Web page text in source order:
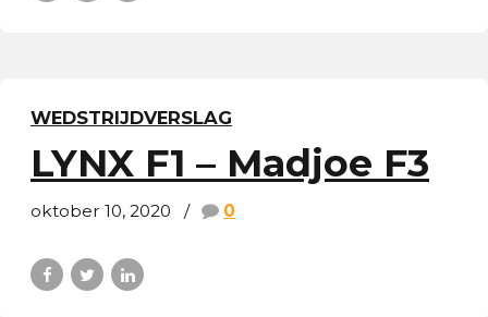
WEDSTRIJDVERSLAG
LYNX F1 – Madjoe F3
oktober 10, 2020 0